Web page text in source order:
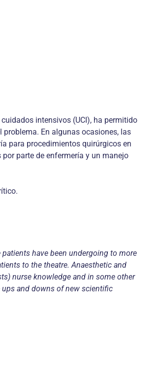
intensivos (UCI), ha permitido
En algunas ocasiones, las
para procedimientos quirúrgicos en
parte de enfermería y un manejo
have been undergoing to more
to the theatre. Anaesthetic and
nurse knowledge and in some other
ups and downs of new scientific